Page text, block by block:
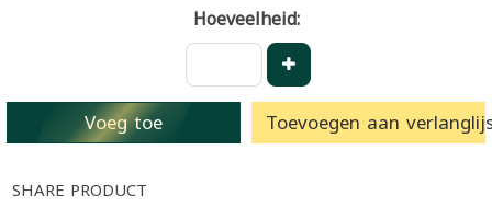
Hoeveelheid:
Voeg toe Toevoegen aan
SHARE PRODUCT